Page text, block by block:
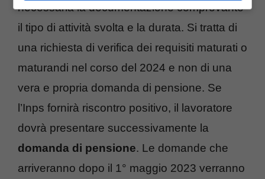
necessaria la documentazione comprovante
il tipo di attività svolta e la durata. Si tratta di
una richiesta di verifica dei requisiti maturati o
maturandi nel corso del 2024 e non di una
vera e propria domanda di pensione. Se
l’Inps fornirà riscontro positivo, il lavoratore
dovrà presentare successivamente la
domanda di pensione. Le domande che
arriveranno dopo il 1° maggio 2023 verranno